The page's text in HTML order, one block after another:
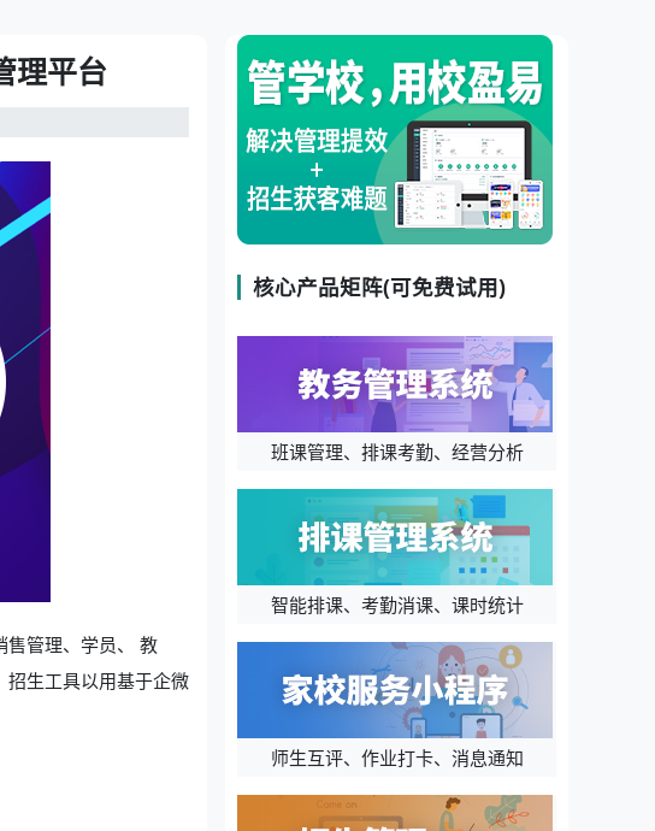
理平台
售管理、学员、 教
招生工具以用基于企微
核心产品矩阵(可免费试用)
班课管理、排课考勤、经营分析
智能排课、考勤消课、课时统计
师生互评、作业打卡、消息通知